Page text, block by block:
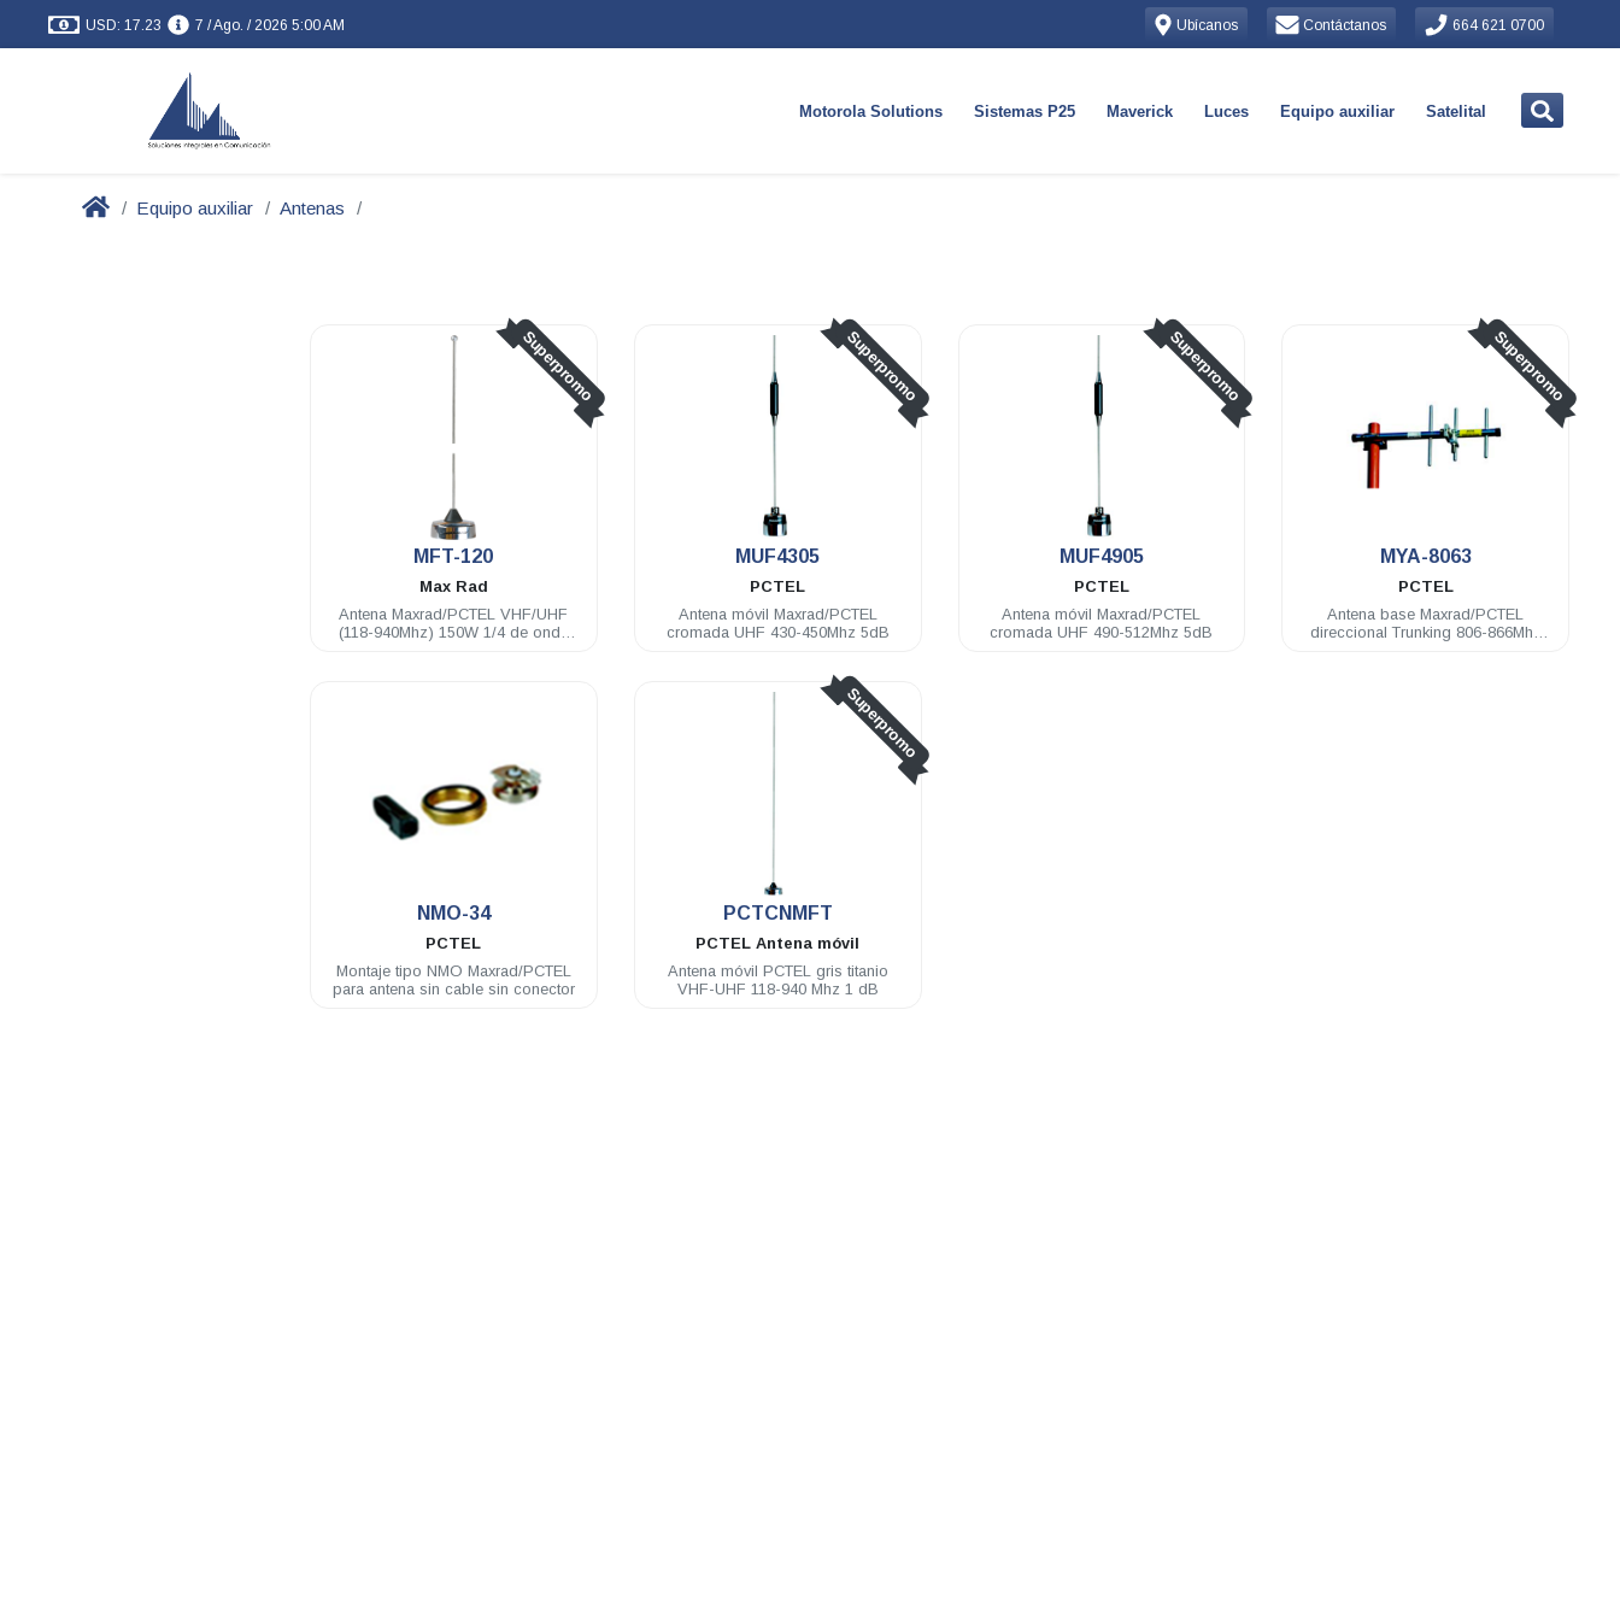
USD: 17.23 7 / Ago. / 2026 5:00 AM Ubícanos Contáctanos 664 621 0700
Motorola Solutions Sistemas P25 Maverick Luces Equipo auxiliar Satelital
Equipo auxiliar Antenas
Superpromo
MFT-120
Max Rad
Antena Maxrad/PCTEL VHF/UHF
(118-940Mhz) 150W 1/4 de onda
Superpromo
MUF4305
PCTEL
Antena móvil Maxrad/PCTEL
cromada UHF 430-450Mhz 5dB
Superpromo
MUF4905
PCTEL
Antena móvil Maxrad/PCTEL
cromada UHF 490-512Mhz 5dB
Superpromo
MYA-8063
PCTEL
Antena base Maxrad/PCTEL
direccional Trunking 806-866Mhz
NMO-34
PCTEL
Montaje tipo NMO Maxrad/PCTEL
para antena sin cable sin conector
Superpromo
PCTCNMFT
PCTELAntena móvil
Antena móvil PCTEL gris titanio
VHF-UHF 118-940 Mhz 1 dB